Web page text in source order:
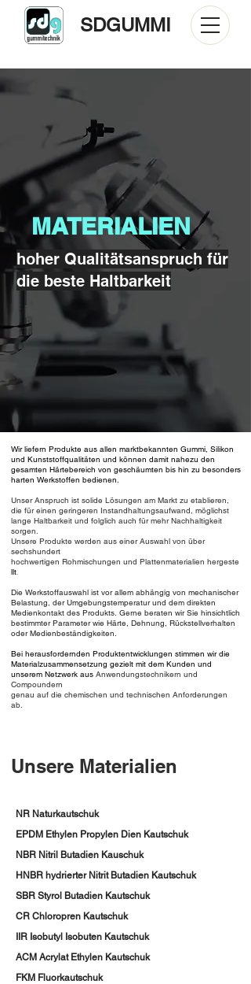
SDGUMMI
MATERIALIEN
hoher Qualitätsanspruch für
die beste Haltbarkeit
Wir liefern Produkte aus allen marktbekannten Gummi, Silikon
und Kunststoffqualitäten und können damit nahezu den
gesamten Härtebereich von geschäumten bis hin zu besonders
harten Werkstoffen bedienen.
Unser Anspruch ist solide Lösungen am Markt zu etablieren,
die für einen geringeren Instandhaltungsaufwand, möglichst
lange Haltbarkeit und folglich auch für mehr Nachhaltigkeit
sorgen.
Unsere Produkte werden aus einer Auswahl von über
sechshundert
hochwertigen Rohmischungen und Plattenmaterialien hergeste
llt.
Die Werkstoffauswahl ist vor allem abhängig von mechanischer
Belastung, der Umgebungstemperatur und dem direkten
Medienkontakt des Produkts. Gerne beraten wir Sie hinsichtlich
bestimmter Parameter wie Härte, Dehnung, Rückstellverhalten
oder Medienbeständigkeiten.
Bei herausfordernden Produktentwicklungen stimmen wir die
Materialzusammensetzung gezielt mit dem Kunden und
unserem Netzwerk aus Anwendungstechnikern und
Compoundern
genau auf die chemischen und technischen Anforderungen
ab.
Unsere Materialien
NR Naturkautschuk
EPDM Ethylen Propylen Dien Kautschuk
NBR Nitril Butadien Kauschuk
HNBR hydrierter Nitrit Butadien Kautschuk
SBR Styrol Butadien Kautschuk
CR Chloropren Kautschuk
IIR Isobutyl Isobuten Kautschuk
ACM Acrylat Ethylen Kautschuk
FKM Fluorkautschuk